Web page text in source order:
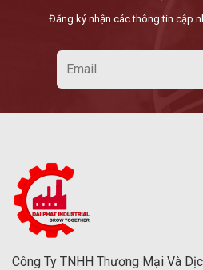
Đăng ký nhận các thông tin cập
Công Ty TNHH Thương Mại Và